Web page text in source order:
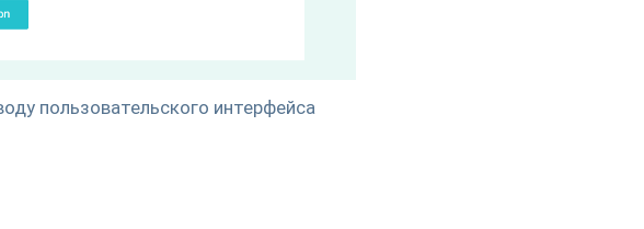
пользовательского интерфейса